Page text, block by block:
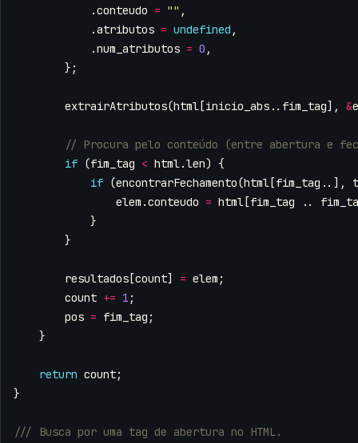
.conteudo = "" ,
.atributos = undefined ,
.num_atributos = 0 ,
};
extrairAtributos(html [inicio_abs .. fim_tag], &
if (fim_tag < html.len) {
if (encontrarFechamento(html [fim_tag ..],
elem .conteudo = html [fim_tag ..
}
}
resultados [count] = elem ;
count += 1 ;
pos = fim_tag ;
}
return count;
}